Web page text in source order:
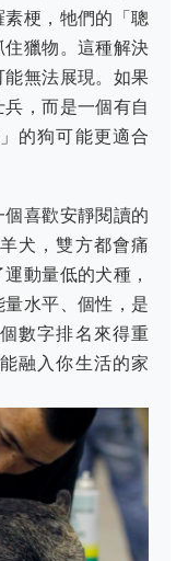
梗，牠們的「聰
獵物。這種解決
無法展現。如果
，而是一個有自
的狗可能更適合
個喜歡安靜閱讀的
犬，雙方都會痛
動量低的犬種，
水平、個性，是
數字排名來得重
融入你生活的家